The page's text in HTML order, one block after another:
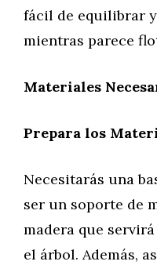
fácil de equilibrar
mientras parece
Materiales
Prepara los
Necesitarás una
ser un soporte de
madera que
el árbol. Además,